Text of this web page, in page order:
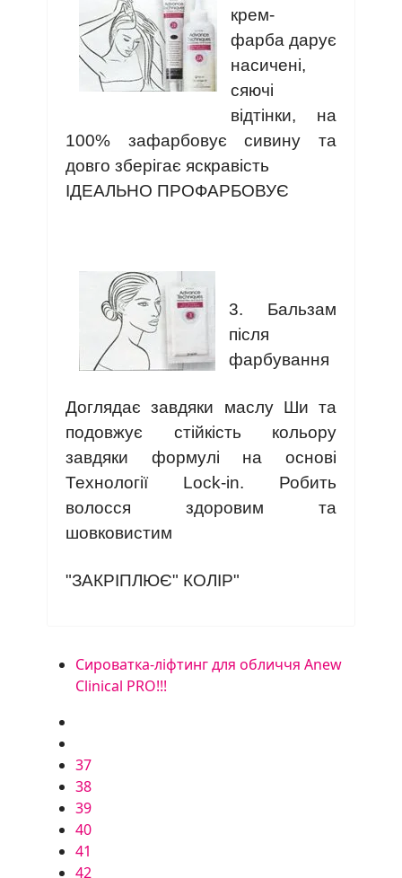
крем-
фарба дарує
насичені,
сяючі
відтінки, на
100% зафарбовує сивину та
довго зберігає яскравість
ІДЕАЛЬНО ПРОФАРБОВУЄ
3. Бальзам
після
фарбування
Доглядає завдяки маслу Ши та
подовжує стійкість кольору
завдяки формулі на основі
Технології Lock-in. Робить
волосся здоровим та
шовковистим
"ЗАКРІПЛЮЄ" КОЛІР"
Сироватка-ліфтинг для обличчя Anew
Clinical PRO!!!
37
38
39
40
41
42